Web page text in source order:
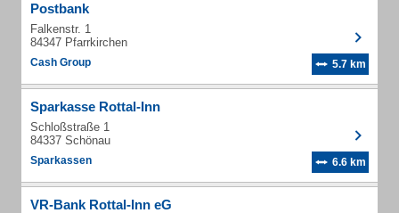
Postbank
Falkenstr. 1
84347 Pfarrkirchen
Cash Group 5.7 km
Sparkasse Rottal-Inn
Schloßstraße 1
84337 Schönau
Sparkassen 6.6 km
VR-Bank Rottal-Inn eG